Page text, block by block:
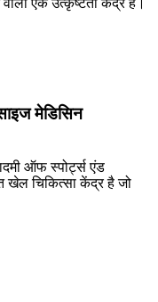
वाला एक उत्कृष्टता केंद्र है।
मेडिसिन
ऑफ स्पोर्ट्स एंड
खेल चिकित्सा केंद्र है जो